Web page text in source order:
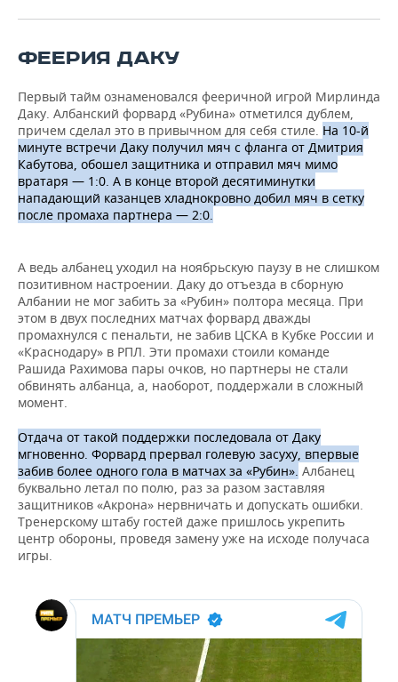
ФЕЕРИЯ ДАКУ
Первый тайм ознаменовался фееричной игрой Мирлинда
Даку. Албанский форвард «Рубина» отметился дублем,
причем сделал это в привычном для себя стиле. На 10-й
минуте встречи Даку получил мяч с фланга от Дмитрия
Кабутова, обошел защитника и отправил мяч мимо
вратаря — 1:0. А в конце второй десятиминутки
нападающий казанцев хладнокровно добил мяч в сетку
после промаха партнера — 2:0.
А ведь албанец уходил на ноябрьскую паузу в не слишком
позитивном настроении. Даку до отъезда в сборную
Албании не мог забить за «Рубин» полтора месяца. При
этом в двух последних матчах форвард дважды
промахнулся с пенальти, не забив ЦСКА в Кубке России и
«Краснодару» в РПЛ. Эти промахи стоили команде
Рашида Рахимова пары очков, но партнеры не стали
обвинять албанца, а, наоборот, поддержали в сложный
момент.
Отдача от такой поддержки последовала от Даку
мгновенно. Форвард прервал голевую засуху, впервые
забив более одного гола в матчах за «Рубин». Албанец
буквально летал по полю, раз за разом заставляя
защитников «Акрона» нервничать и допускать ошибки.
Тренерскому штабу гостей даже пришлось укрепить
центр обороны, проведя замену уже на исходе получаса
игры.